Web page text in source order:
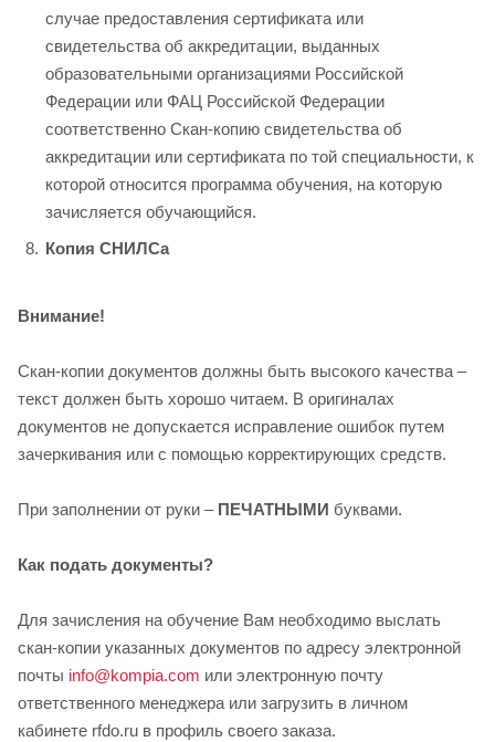
случае предоставления сертификата или
свидетельства об аккредитации, выданных
образовательными организациями Российской
Федерации или ФАЦ Российской Федерации
соответственно Скан-копию свидетельства об
аккредитации или сертификата по той специальности, к
которой относится программа обучения, на которую
зачисляется обучающийся.
Копия СНИЛСа
Внимание!
Скан-копии документов должны быть высокого качества –
текст должен быть хорошо читаем. В оригиналах
документов не допускается исправление ошибок путем
зачеркивания или с помощью корректирующих средств.
При заполнении от руки – ПЕЧАТНЫМИ буквами.
Как подать документы?
Для зачисления на обучение Вам необходимо выслать
скан-копии указанных документов по адресу электронной
почты info@kompia.com или электронную почту
ответственного менеджера или загрузить в личном
кабинете rfdo.ru в профиль своего заказа.